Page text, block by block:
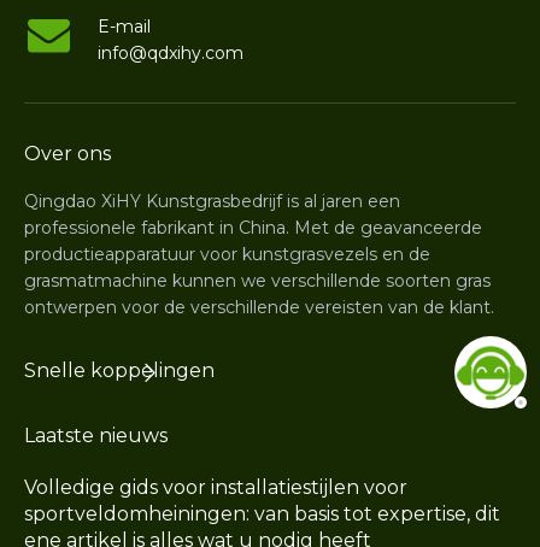
E-mail
info@qdxihy.com
Over ons
Qingdao XiHY Kunstgrasbedrijf is al jaren een
professionele fabrikant in China. Met de geavanceerde
productieapparatuur voor kunstgrasvezels en de
grasmatmachine kunnen we verschillende soorten gras
ontwerpen voor de verschillende vereisten van de klant.
Snelle koppelingen
Laatste nieuws
Volledige gids voor installatiestijlen voor
sportveldomheiningen: van basis tot expertise, dit
ene artikel is alles wat u nodig heeft